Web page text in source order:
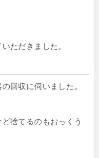
ただきました。
回収に伺いました。
捨てるのもおっくう